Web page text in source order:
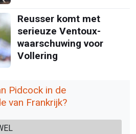
Reusser komt met
serieuze Ventoux-
waarschuwing voor
Vollering
Pidcock in de
van Frankrijk?